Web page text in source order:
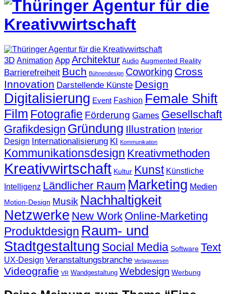
3D Animation App Architektur Audio Augmented Reality
Barrierefreiheit Buch Bühnendesign Coworking Cross
Innovation Darstellende Künste Design
Digitalisierung Event Fashion Female Shift
Film Fotografie Förderung Games Gesellschaft
Grafikdesign Gründung Illustration Interior
Design Internationalisierung KI Kommunikation
Kommunikationsdesign Kreativmethoden
Kreativwirtschaft Kultur Kunst Künstliche
Intelligenz Ländlicher Raum Marketing Medien
Motion-Design Musik Nachhaltigkeit
Netzwerke New Work Online-Marketing
Produktdesign Raum- und
Stadtgestaltung Social Media Software Text
UX-Design Veranstaltungsbranche Verlagswesen
Videografie VR Wandgestaltung Webdesign Werbung